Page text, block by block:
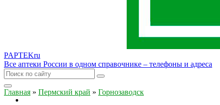
PAPTEKru
Все аптеки России в одном справочнике – телефоны и адреса
Главная » Пермский край » Горнозаводск